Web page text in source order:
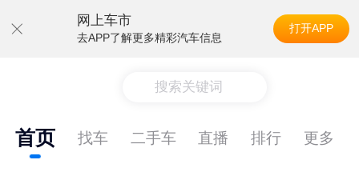
网上车市
去APP了解更多精彩汽车信息
打开APP
搜索关键词
首页 找车 二手车 直播 排行 更多